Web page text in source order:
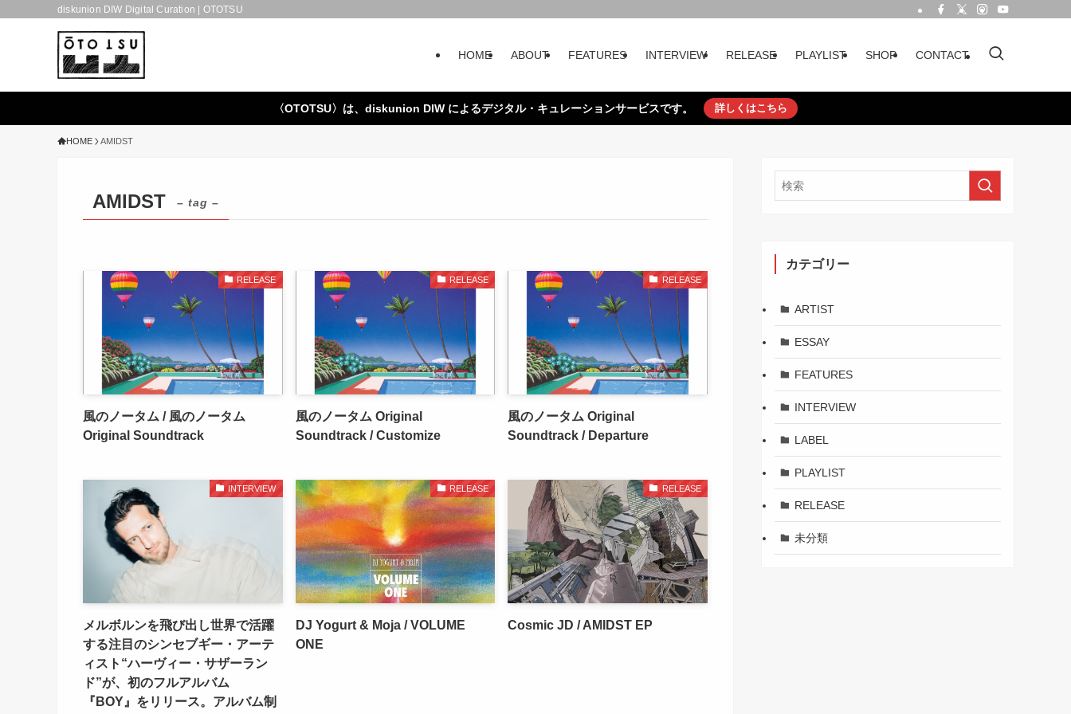
diskunion DIW Digital Curation | OTOTSU
HOME ABOUT FEATURES INTERVIEW RELEASE PLAYLIST SHOP CONTACT
〈OTOTSU〉は、diskunion DIW によるデジタル・キュレーションサービスです。 詳しくはこちら
HOME AMIDST
AMIDST – tag –
RELEASE
風のノータム / 風のノータム
Original Soundtrack
RELEASE
風のノータム Original
Soundtrack / Customize
RELEASE
風のノータム Original
Soundtrack / Departure
INTERVIEW
メルボルンを飛び出し世界で活躍
する注目のシンセブギー・アーテ
ィスト“ハーヴィー・サザーラン
ド”が、初のフルアルバム
『BOY』をリリース。アルバム制
RELEASE
DJ Yogurt & Moja / VOLUME
ONE
RELEASE
Cosmic JD / AMIDST EP
カテゴリー
ARTIST
ESSAY
FEATURES
INTERVIEW
LABEL
PLAYLIST
RELEASE
未分類